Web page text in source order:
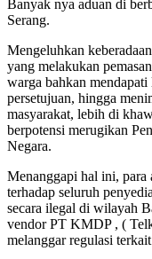
Banyak nya aduan di
Serang.
Mengeluhkan
yang melakukan
warga bahkan
persetujuan, hingga
masyarakat, lebih di
berpotensi merugikan
Negara.
Menanggapi hal ini, para
terhadap seluruh
secara ilegal di wilayah
vendor PT KMDP , (
melanggar regulasi